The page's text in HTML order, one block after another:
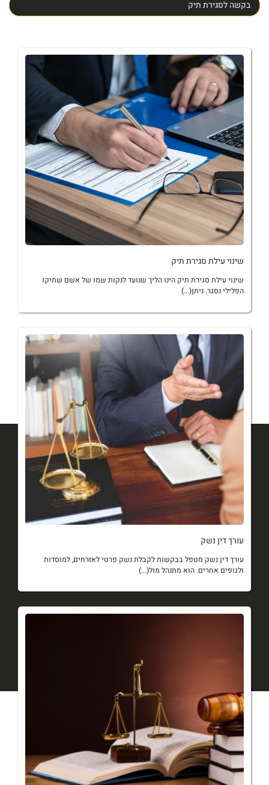
בקשה לסגירת תיק
שינוי עילת סגירת תיק
שינוי עילת סגירת תיק הינו הליך שנועד לנקות שמו של אשם שתיקו
הפלילי נסגר. ניתן(...)
עורך דין נשק
עורך דין נשק מטפל בבקשות לקבלת נשק פרטי לאזרחים, למוסדות
ולגופים אחרים. הוא מתנהל מול(...)